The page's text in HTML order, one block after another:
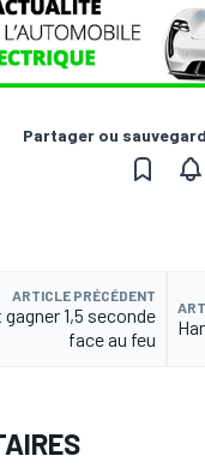
Partager ou
ARTICLE PRÉCÉDENT
1,5 seconde
face au feu